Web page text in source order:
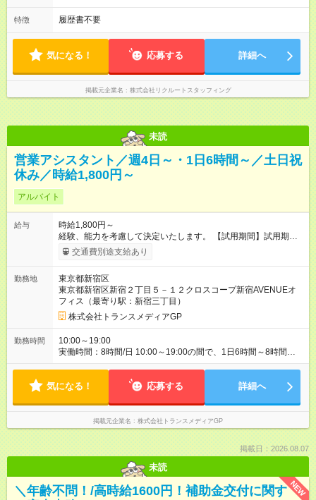
特徴 履歴書不要
気になる！ 応募する 詳細へ
掲載元企業名 株式会社リクルートスタッフィング
未読
営業アシスタント／週4日～・1日6時間～／土日祝
休み／時給1,800円～
アルバイト
給与
時給1,800円～
経験、能力を考慮して決定いたします。 【試用期間】試用期間
あり 試用期間の長さ：2ヶ月 雇用形態、給与は本採用時と同じ
です。
交通費別途支給あり
勤務地
東京都新宿区
東京都新宿区新宿２丁目５－１２クロスコープ新宿AVENUEオ
フィス（最寄り駅：新宿三丁目）
株式会社トランスメディアGP
勤務時間
10:00～19:00
実働時間：8時間/日 10:00～19:00の間で、1日6時間～8時間、
週4～5日の勤務を想定しています。勤務時間はご相談に応じま
数の多い方を歓迎します。業務に慣れた後は、週1～2日の在宅
気になる！ 応募する 詳細へ
掲載元企業名 株式会社トランスメディアGP
掲載日：2026.08.07
未読
NEW
＼年齢不問！/高時給1600円！補助金交付に関す